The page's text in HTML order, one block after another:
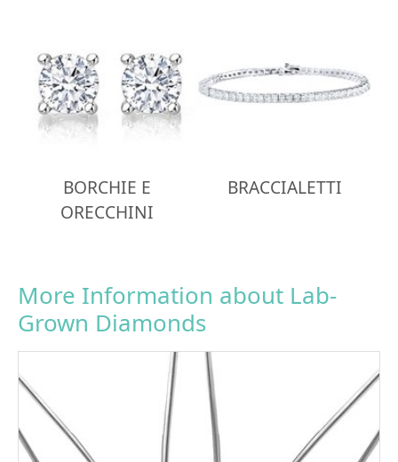
BORCHIE E
ORECCHINI
BRACCIALETTI
More Information about Lab-
Grown Diamonds